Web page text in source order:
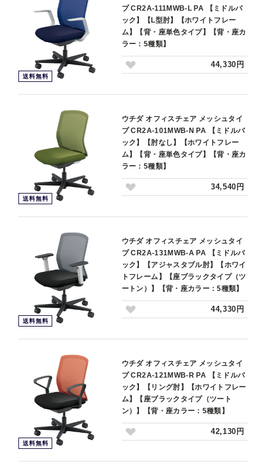
送料無料
プ CR2A-111MWB-L PA 【ミドルバ
ック】【L型肘】【ホワイトフレー
ム】【背・座単色タイプ】【背・座カ
ラー：5種類】
44,330円
送料無料
ウチダ オフィスチェア メッシュタイ
プ CR2A-101MWB-N PA 【ミドルバ
ック】【肘なし】【ホワイトフレー
ム】【背・座単色タイプ】【背・座カ
ラー：5種類】
34,540円
送料無料
ウチダ オフィスチェア メッシュタイ
プ CR2A-131MWB-A PA 【ミドルバ
ック】【アジャスタブル肘】【ホワイ
トフレーム】【座ブラックタイプ（ツ
ートン）】【背・座カラー：5種類】
44,330円
送料無料
ウチダ オフィスチェア メッシュタイ
プ CR2A-121MWB-R PA 【ミドルバ
ック】【リング肘】【ホワイトフレー
ム】【座ブラックタイプ（ツート
ン）】【背・座カラー：5種類】
42,130円